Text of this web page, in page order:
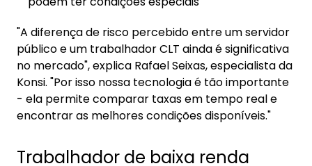
"A diferença de risco percebido entre um servidor
público e um trabalhador CLT ainda é significativa
no mercado", explica Rafael Seixas, especialista da
Konsi. "Por isso nossa tecnologia é tão importante
- ela permite comparar taxas em tempo real e
encontrar as melhores condições disponíveis."
Trabalhador de baixa renda